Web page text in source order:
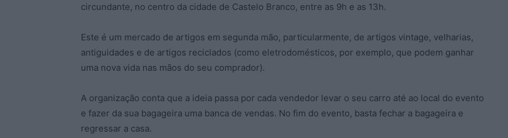
circundante, no centro da cidade de Castelo Branco, entre as 9h e as 13h.
Este é um mercado de artigos em segunda mão, particularmente, de artigos vintage, velharias,
antiguidades e de artigos reciclados (como eletrodomésticos, por exemplo, que podem ganhar
uma nova vida nas mãos do seu comprador).
A organização conta que a ideia passa por cada vendedor levar o seu carro até ao local do evento
e fazer da sua bagageira uma banca de vendas. No fim do evento, basta fechar a bagageira e
regressar a casa.